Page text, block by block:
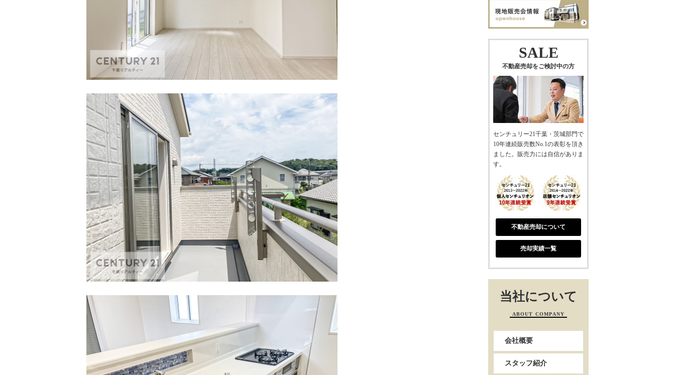
SALE
不動産売却をご検討中の方
センチュリー21千葉・茨城部門で
10年連続販売数No.1の表彰を頂き
ました。販売力には自信がありま
す。
不動産売却について
売却実績一覧
当社について
ABOUT COMPANY
会社概要
スタッフ紹介